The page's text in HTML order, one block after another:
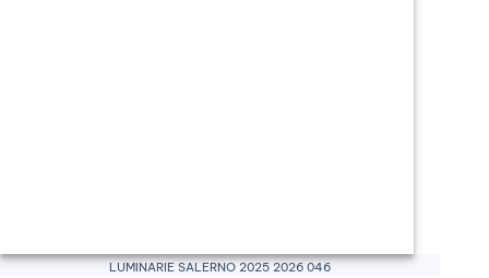
Luminarie Salerno 2025 2026 046